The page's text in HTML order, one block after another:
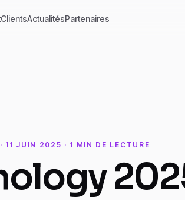
ClientsActualitésPartenaires
11 JUIN 2025 · 1 MIN DE LECTURE